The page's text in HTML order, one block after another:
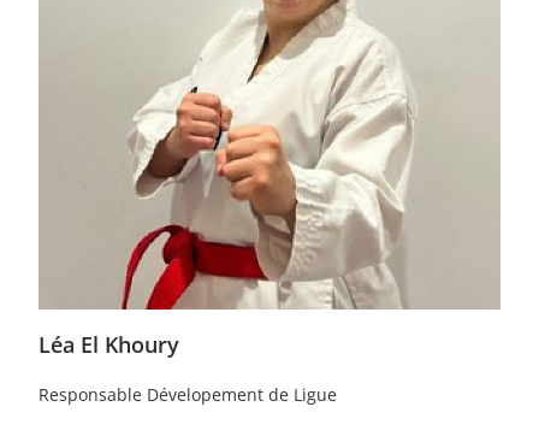
Léa El Khoury
Responsable Dévelopement de Ligue